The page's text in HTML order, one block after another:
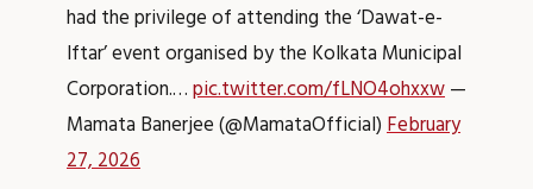
had the privilege of attending the ‘Dawat-e-
Iftar’ event organised by the Kolkata Municipal
Corporation.…pic.twitter.com/fLNO4ohxxw—
Mamata Banerjee (@MamataOfficial)February
27, 2026